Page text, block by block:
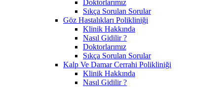
Doktorlarımız
Sıkça Sorulan Sorular
Göz Hastalıkları Polikliniği
Klinik Hakkında
Nasıl Gidilir ?
Doktorlarımız
Sıkça Sorulan Sorular
Kalp Ve Damar Cerrahi Polikliniği
Klinik Hakkında
Nasıl Gidilir ?